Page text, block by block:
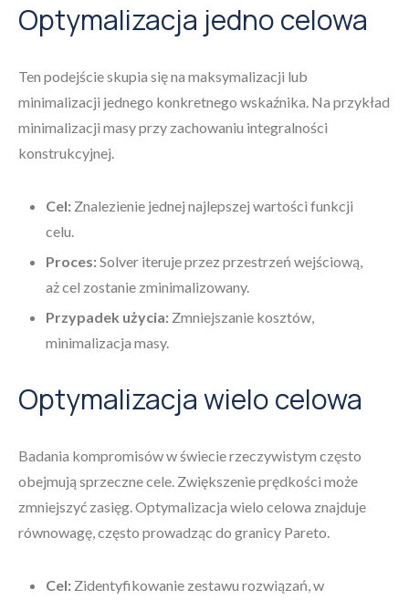
Optymalizacja jedno celowa
Ten podejście skupia się na maksymalizacji lub
minimalizacji jednego konkretnego wskaźnika. Na przykład
minimalizacji masy przy zachowaniu integralności
konstrukcyjnej.
Cel: Znalezienie jednej najlepszej wartości funkcji
celu.
Proces:Solver iteruje przez przestrzeń wejściową,
aż cel zostanie zminimalizowany.
Przypadek użycia: Zmniejszanie kosztów,
minimalizacja masy.
Optymalizacja wielo celowa
Badania kompromisów w świecie rzeczywistym często
obejmują sprzeczne cele. Zwiększenie prędkości może
zmniejszyć zasięg. Optymalizacja wielo celowa znajduje
równowagę, często prowadząc do granicy Pareto.
Cel: Zidentyfikowanie zestawu rozwiązań, w